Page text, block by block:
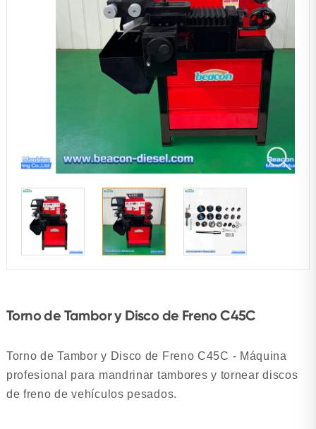
Torno de Tambor y Disco de Freno C45C
Torno de Tambor y Disco de Freno C45C - Máquina
profesional para mandrinar tambores y tornear discos
de freno de vehículos pesados.